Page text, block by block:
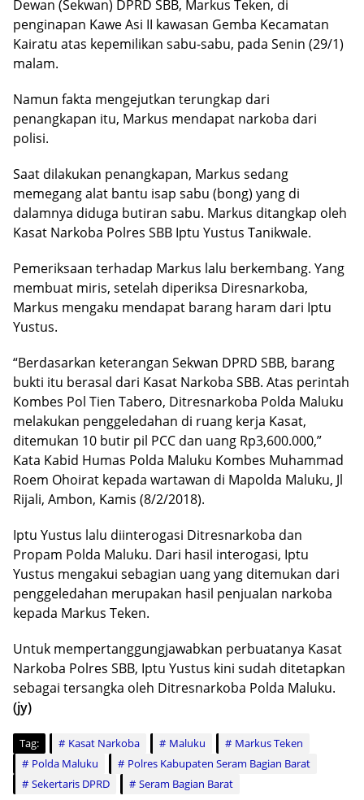
Dewan (Sekwan) DPRD SBB, Markus Teken, di
penginapan Kawe Asi II kawasan Gemba Kecamatan
Kairatu atas kepemilikan sabu-sabu, pada Senin (29/1)
malam.
Namun fakta mengejutkan terungkap dari
penangkapan itu, Markus mendapat narkoba dari
polisi.
Saat dilakukan penangkapan, Markus sedang
memegang alat bantu isap sabu (bong) yang di
dalamnya diduga butiran sabu. Markus ditangkap oleh
Kasat Narkoba Polres SBB Iptu Yustus Tanikwale.
Pemeriksaan terhadap Markus lalu berkembang. Yang
membuat miris, setelah diperiksa Diresnarkoba,
Markus mengaku mendapat barang haram dari Iptu
Yustus.
“Berdasarkan keterangan Sekwan DPRD SBB, barang
bukti itu berasal dari Kasat Narkoba SBB. Atas perintah
Kombes Pol Tien Tabero, Ditresnarkoba Polda Maluku
melakukan penggeledahan di ruang kerja Kasat,
ditemukan 10 butir pil PCC dan uang Rp3,600.000,”
Kata Kabid Humas Polda Maluku Kombes Muhammad
Roem Ohoirat kepada wartawan di Mapolda Maluku, Jl
Rijali, Ambon, Kamis (8/2/2018).
Iptu Yustus lalu diinterogasi Ditresnarkoba dan
Propam Polda Maluku. Dari hasil interogasi, Iptu
Yustus mengakui sebagian uang yang ditemukan dari
penggeledahan merupakan hasil penjualan narkoba
kepada Markus Teken.
Untuk mempertanggungjawabkan perbuatanya Kasat
Narkoba Polres SBB, Iptu Yustus kini sudah ditetapkan
sebagai tersangka oleh Ditresnarkoba Polda Maluku.
(jy)
Tag: Kasat Narkoba Maluku
Markus Teken
Polda Maluku
Polres Kabupaten Seram Bagian Barat
Sekertaris DPRD
Seram Bagian Barat